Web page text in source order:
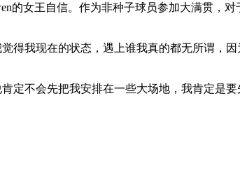
的女王自信。作为非种子球员参加大满贯，
得我现在的状态，遇上谁我真的都无所谓，
定不会先把我安排在一些大场地，我肯定是